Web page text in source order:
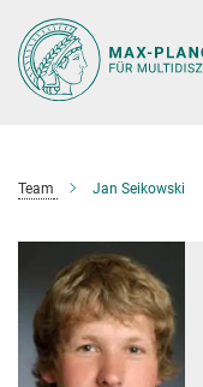
Hauptinhalt
Team Jan Seikowski